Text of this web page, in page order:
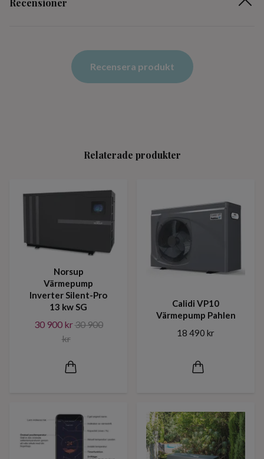
Recensera produkt
Relaterade produkter
Norsup
Värmepump
Inverter Silent-Pro
13 kw SG
30 900 kr30 900
kr
Calidi VP10
Värmepump Pahlen
18 490 kr